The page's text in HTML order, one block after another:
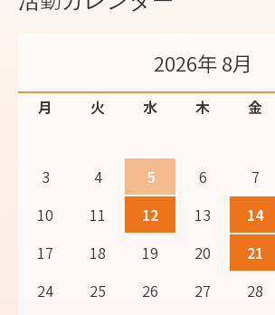
2026年 8月
月 火 水 木 金
3
4 5 6 7
10
11 12 13 14
17
18 19 20 21
24
25 26 27 28